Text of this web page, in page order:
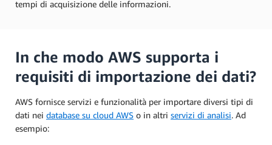
tempi di acquisizione delle informazioni.
In che modo AWS supporta i
requisiti di importazione dei dati?
AWS fornisce servizi e funzionalità per importare diversi tipi di
dati nei database su cloud AWS o in altri servizi di analisi. Ad
esempio: